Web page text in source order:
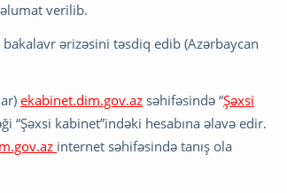
verilib.
ərizəsini təsdiq edib (Azərbaycan
ekabinet.dim.gov.az səhifəsində “Şəxsi
“Şəxsi kabinet”indəki hesabına əlavə edir.
internet səhifəsində tanış ola